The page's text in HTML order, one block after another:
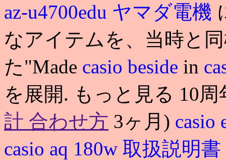
az-u4700edu ヤマダ電機
なアイテムを、当時と
た"Made casio beside in
を展開. もっと見る 10
計 合わせ方 3ヶ月) casio
casio aq 180w 取扱説明書